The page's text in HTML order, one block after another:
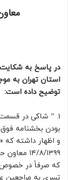
در پاسخ به
توضیح داده است:
1. ” شاکی در قسمت
بودن بخشنامه
۱۴/۸/
که صرفاً در خصوص